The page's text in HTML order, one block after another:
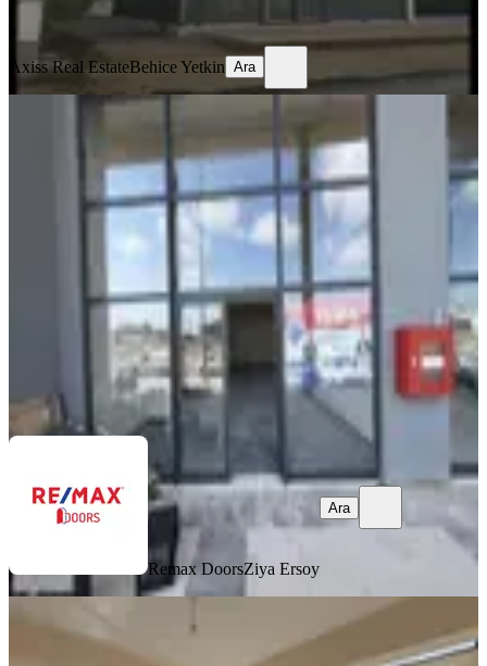
Axiss Real EstateBehice Yetkin Ara
Antalya Kepez Güneş Çarşısında
Kiralık Dükkan
Kepez, Güneş Mahallesi
200 m²·Düz Giriş (Zemin)
80.000 ₺
Ziya Ersoy
Ara
Remax DoorsZiya Ersoy
Ara
400 M2 Giriş 150 M2 Asma Kat
Aydoğmus Cumartesi Pazarı Üzeri